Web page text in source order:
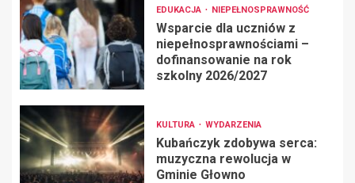
EDUKACJA NIEPEŁNOSPRAWNOŚĆ
Wsparcie dla uczniów z
niepełnosprawnościami –
dofinansowanie na rok
szkolny 2026/2027
KULTURA WYDARZENIA
Kubańczyk zdobywa serca:
muzyczna rewolucja w
Gminie Głowno